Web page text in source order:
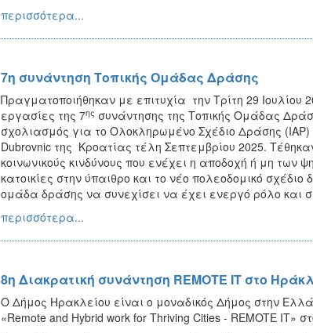
περισσότερα...
7η συνάντηση Τοπικής Ομάδας Δράσης
Πραγματοποιήθηκαν με επιτυχία την Τρίτη 29
εργασίες της 7ης συνάντησης της Τοπικής Ομάδας
σχολιασμός για το Ολοκληρωμένο Σχέδιο Δράσης (IAP)
Dubrovnic της Κροατίας τέλη Σεπτεμβρίου 2025.
κοινωνικούς κινδύνους που ενέχει η αποδοχή ή μη
κατοικίες στην ύπαιθρο και το νέο πολεοδομικό
ομάδα δράσης να συνεχίσει να έχει ενεργό ρόλο
περισσότερα...
8η Διακρατική συνάντηση REMOTE IT στο
Ο Δήμος Ηρακλείου είναι ο μοναδικός Δήμος στην
«Remote and Hybrid work for Thriving Cities - REMOTE IT»